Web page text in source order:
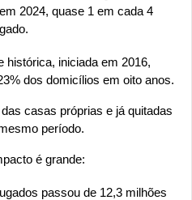
2024, quase 1 em cada 4
histórica, iniciada em 2016,
dos domicílios em oito anos.
casas próprias e já quitadas
período.
é grande:
passou de 12,3 milhões